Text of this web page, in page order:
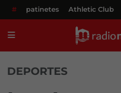
# patinetes Athletic Club
DEPORTES